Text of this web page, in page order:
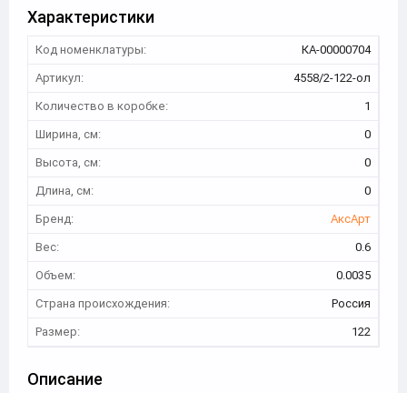
Характеристики
Код номенклатуры:
КА-00000704
Артикул:
4558/2-122-ол
Количество в коробке:
1
Ширина, см:
0
Высота, см:
0
Длина, см:
0
Бренд:
АксАрт
Вес:
0.6
Объем:
0.0035
Страна происхождения:
Россия
Размер:
122
Описание